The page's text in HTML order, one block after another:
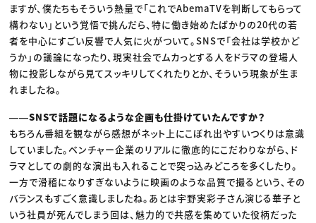
ますが、僕たちもそういう熱量で「これでAbemaTVを判断してもらって
構わない」という覚悟で挑んだら、特に働き始めたばかりの20代の若
者を中心にすごい反響で人気に火がついて。SNSで「会社は学校かど
うか」の議論になったり、現実社会でムカっとする人をドラマの登場人
物に投影しながら見てスッキリしてくれたりとか、そういう現象が生ま
れましたね。
――SNSで話題になるような企画も仕掛けていたんですか？
もちろん番組を観ながら感想がネット上にこぼれ出やすいつくりは意識
していました。ベンチャー企業のリアルに徹底的にこだわりながら、ド
ラマとしての劇的な演出も入れることで突っ込みどころを多くしたり。
一方で滑稽になりすぎないように映画のような品質で撮るという、その
バランスもすごく意識しましたね。あとは宇野実彩子さん演じる華子と
いう社員が死んでしまう回は、魅力的で共感を集めていた役柄だった